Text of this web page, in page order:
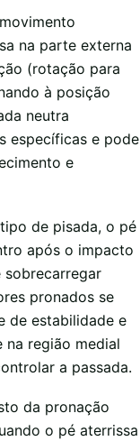
na parte externa
(rotação para
à posição
neutra
específicas e pode
e
de pisada, o pé
após o impacto
sobrecarregar
pronados se
de estabilidade e
na região medial
a passada.
da pronação
o pé aterrissa